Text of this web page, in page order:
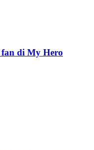
fan di My Hero